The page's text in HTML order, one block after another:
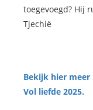
toegevoegd? Hij
Tjechië
Bekijk hier meer
Vol liefde 2025.